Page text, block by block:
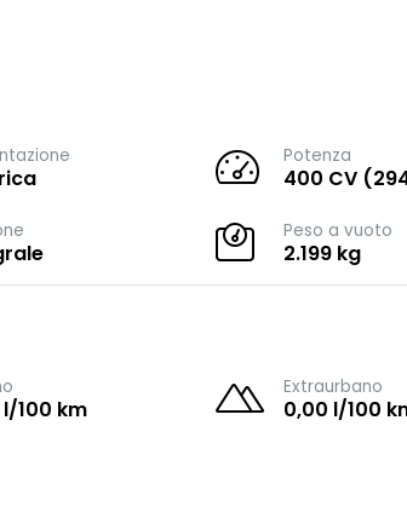
Potenza
400 CV
Peso a vuoto
2.199 kg
100 km
Extraurbano
0,00 l/100